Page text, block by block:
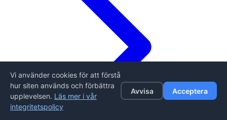
Vi använder cookies för att förstå
hur siten används och förbättra
upplevelsen. Läs mer i vår
integritetspolicy
Avvisa Acceptera